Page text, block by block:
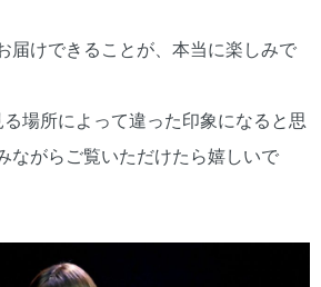
届けできることが、本当に楽しみで
場所によって違った印象になると思
ながらご覧いただけたら嬉しいで